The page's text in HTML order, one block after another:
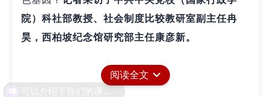
院）科社部教授、社会制度比较教研室副主任冉
昊，西柏坡纪念馆研究部主任康彦新。
在波澜壮阔的革命实践中，孕育形成了以
为核心的西柏坡精神
阅读全文
可以介绍下你们的课程吗？